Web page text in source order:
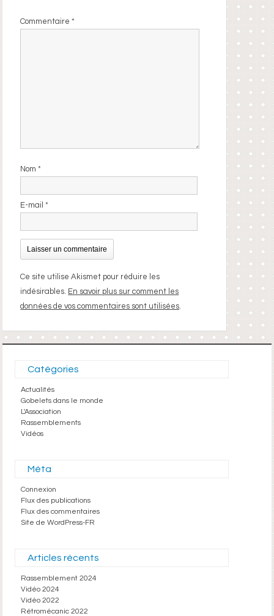
Commentaire*
Nom*
E-mail*
Ce site utilise Akismet pour réduire les
indésirables. En savoir plus sur comment les
données de vos commentaires sont utilisées.
Catégories
Actualités
Gobelets dans le monde
L'Association
Rassemblements
Vidéos
Méta
Connexion
Flux des publications
Flux des commentaires
Site de WordPress-FR
Articles récents
Rassemblement 2024
Vidéo 2024
Vidéo 2022
Rétromécanic 2022